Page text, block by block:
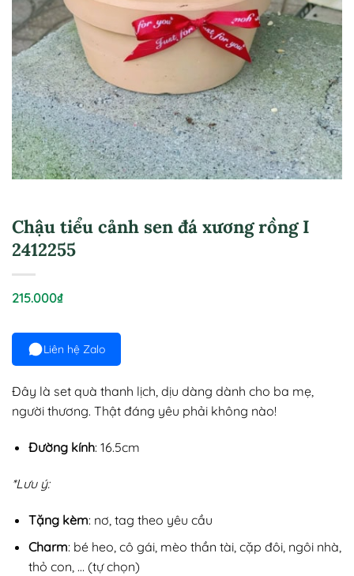
Chậu tiểu cảnh sen đá xương rồng I
2412255
215.000₫
Liên hệ Zalo
Đây là set quà thanh lịch, dịu dàng dành cho ba mẹ,
người thương. Thật đáng yêu phải không nào!
Đường kính: 16.5cm
*Lưu ý:
Tặng kèm: nơ, tag theo yêu cầu
Charm: bé heo, cô gái, mèo thần tài, cặp đôi, ngôi nhà,
thỏ con, … (tự chọn)